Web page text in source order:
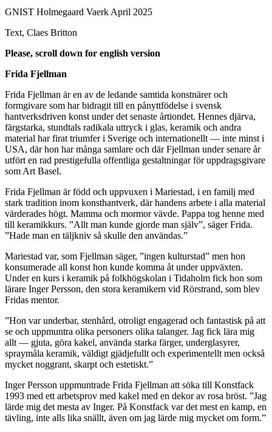
GNIST Holmegaard Vaerk April 2025
Text, Claes Britton
Please, scroll down for english version
Frida Fjellman
Frida Fjellman är en av de ledande samtida konstnärer och
formgivare som har bidragit till en pånyttfödelse i svensk
hantverksdriven konst under det senaste årtiondet. Hennes djärva,
färgstarka, stundtals radikala uttryck i glas, keramik och andra
material har firat triumfer i Sverige och internationellt — inte minst i
USA, där hon har många samlare och där Fjellman under senare år
utfört en rad prestigefulla offentliga gestaltningar för uppdragsgivare
som Art Basel.
Frida Fjellman är född och uppvuxen i Mariestad, i en familj med
stark tradition inom konsthantverk, där handens arbete i alla material
värderades högt. Mamma och mormor vävde. Pappa tog henne med
till keramikkurs. ”Allt man kunde gjorde man själv”, säger Frida.
”Hade man en täljkniv så skulle den användas.”
Mariestad var, som Fjellman säger, ”ingen kulturstad” men hon
konsumerade all konst hon kunde komma åt under uppväxten.
Under en kurs i keramik på folkhögskolan i Tidaholm fick hon som
lärare Inger Persson, den stora keramikern vid Rörstrand, som blev
Fridas mentor.
”Hon var underbar, stenhård, otroligt engagerad och fantastisk på att
se och uppmuntra olika personers olika talanger. Jag fick lära mig
allt — gjuta, göra kakel, använda starka färger, underglasyrer,
spraymåla keramik, väldigt gjädjefullt och experimentellt men också
mycket noggrant, skarpt och estetiskt.”
Inger Persson uppmuntrade Frida Fjellman att söka till Konstfack
1993 med ett arbetsprov med kakel med en dekor av rosa bröst. ”Jag
lärde mig det mesta av Inger. På Konstfack var det mest en kamp, en
tävling, inte alls lika snällt, även om jag lärde mig mycket om form.”